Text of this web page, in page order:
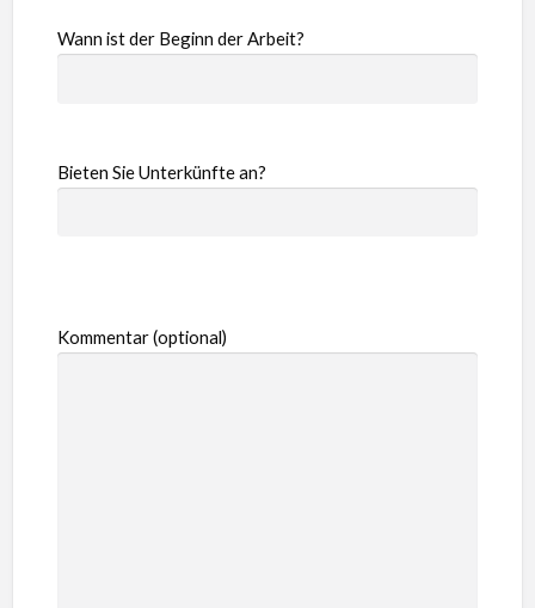
Wann ist der Beginn der Arbeit?
Bieten Sie Unterkünfte an?
Kommentar (optional)